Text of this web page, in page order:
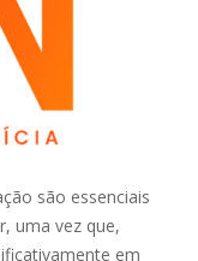
são essenciais
uma vez que,
em